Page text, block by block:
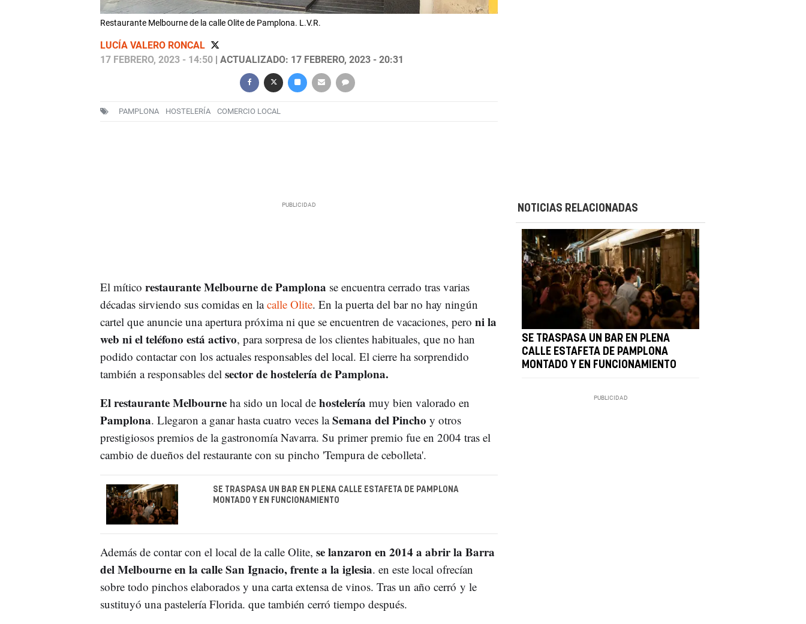
Restaurante Melbourne de la calle Olite de Pamplona. L.V.R.
LUCÍA VALERO RONCAL
17 FEBRERO, 2023 - 14:50| ACTUALIZADO: 17 FEBRERO, 2023 - 20:31
PAMPLONA HOSTELERÍA COMERCIO LOCAL
El mítico restaurante Melbourne de Pamplona se encuentra cerrado tras varias
décadas sirviendo sus comidas en lacalle Olite. En la puerta del bar no hay ningún
cartel que anuncie una apertura próxima ni que se encuentren de vacaciones, pero ni la
web ni el teléfono está activo, para sorpresa de los clientes habituales, que no han
podido contactar con los actuales responsables del local. El cierre ha sorprendido
también a responsables del sector de hostelería de Pamplona.
El restaurante Melbourne ha sido un local de hostelería muy bien valorado en
Pamplona. Llegaron a ganar hasta cuatro veces laSemana del Pincho y otros
prestigiosos premios de la gastronomía Navarra. Su primer premio fue en 2004 tras el
cambio de dueños del restaurante con su pincho 'Tempura de cebolleta'.
SE TRASPASA UN BAR EN PLENA CALLE ESTAFETA DE PAMPLONA
MONTADO Y EN FUNCIONAMIENTO
Además de contar con el local de la calle Olite, se lanzaron en 2014 a abrir la Barra
del Melbourne en la calle San Ignacio, frente a la iglesia. en este local ofrecían
sobre todo pinchos elaborados y una carta extensa de vinos. Tras un año cerró y le
sustituyó una pastelería Florida. que también cerró tiempo después.
NOTICIAS RELACIONADAS
SE TRASPASA UN BAR EN PLENA
CALLE ESTAFETA DE PAMPLONA
MONTADO Y EN FUNCIONAMIENTO